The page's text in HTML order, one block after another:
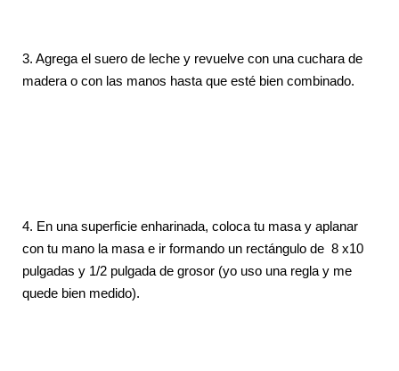
3. Agrega el suero de leche y revuelve con una cuchara de
madera o con las manos hasta que esté bien combinado.
4. En una superficie enharinada, coloca tu masa y aplanar
con tu mano la masa e ir formando un rectángulo de 8 x10
pulgadas y 1/2 pulgada de grosor (yo uso una regla y me
quede bien medido).